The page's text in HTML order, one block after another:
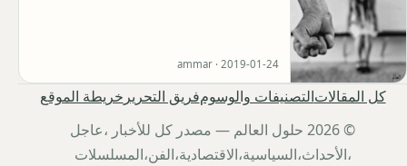
ammar · 2019-01-24
كل المقالاتالتصنيفات والوسومفريق التحرير خريطة الموقع
© 2026 حلول العالم — مصدر كل للأخبار ،عاجل
،الأحداث،السياسية،الاقتصادية،الفن،المسلسلات